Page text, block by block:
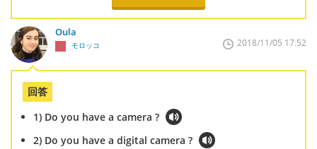
Oula
モロッコ 2018/11/05 17:52
回答
1) Do you have a camera ?
2) Do you have a digital camera ?